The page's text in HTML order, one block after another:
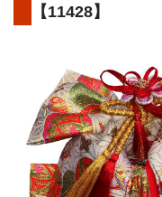
【11428】